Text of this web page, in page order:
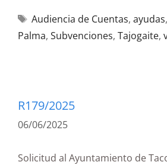
Audiencia de Cuentas, ayudas,
Palma, Subvenciones, Tajogaite,
R179/2025
06/06/2025
Solicitud al Ayuntamiento de